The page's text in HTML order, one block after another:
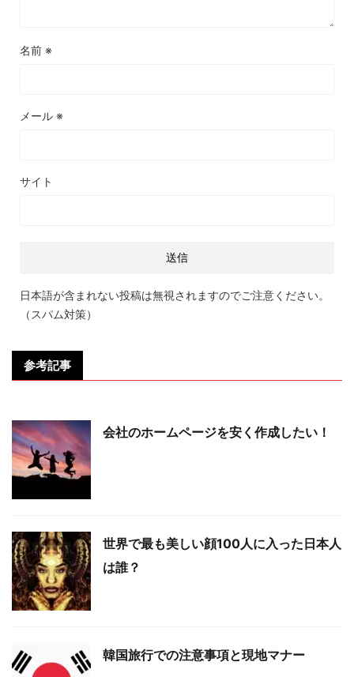
名前 ※
メール ※
サイト
日本語が含まれない投稿は無視されますのでご注意ください。
（スパム対策）
参考記事
会社のホームページを安く作成したい！
世界で最も美しい顔100人に入った日本人
は誰？
韓国旅行での注意事項と現地マナー